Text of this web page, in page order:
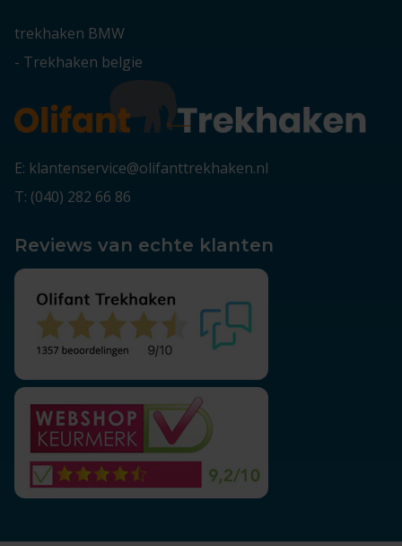
trekhaken BMW
- Trekhaken belgie
E: klantenservice@olifanttrekhaken.nl
T: (040) 282 66 86
Reviews van echte klanten